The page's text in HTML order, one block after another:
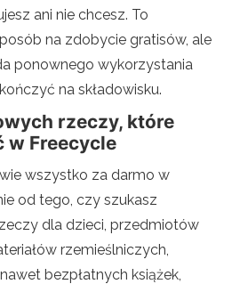
ani nie chcesz. To
na zdobycie gratisów, ale
ponownego wykorzystania
na składowisku.
rzeczy, które
w Freecycle
wszystko za darmo w
od tego, czy szukasz
dla dzieci, przedmiotów
rzemieślniczych,
bezpłatnych książek,